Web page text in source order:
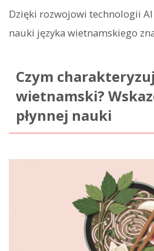
Dzięki rozwojowi technologii
nauki języka wietnamskiego
Czym
wietnamski?
płynnej nauki